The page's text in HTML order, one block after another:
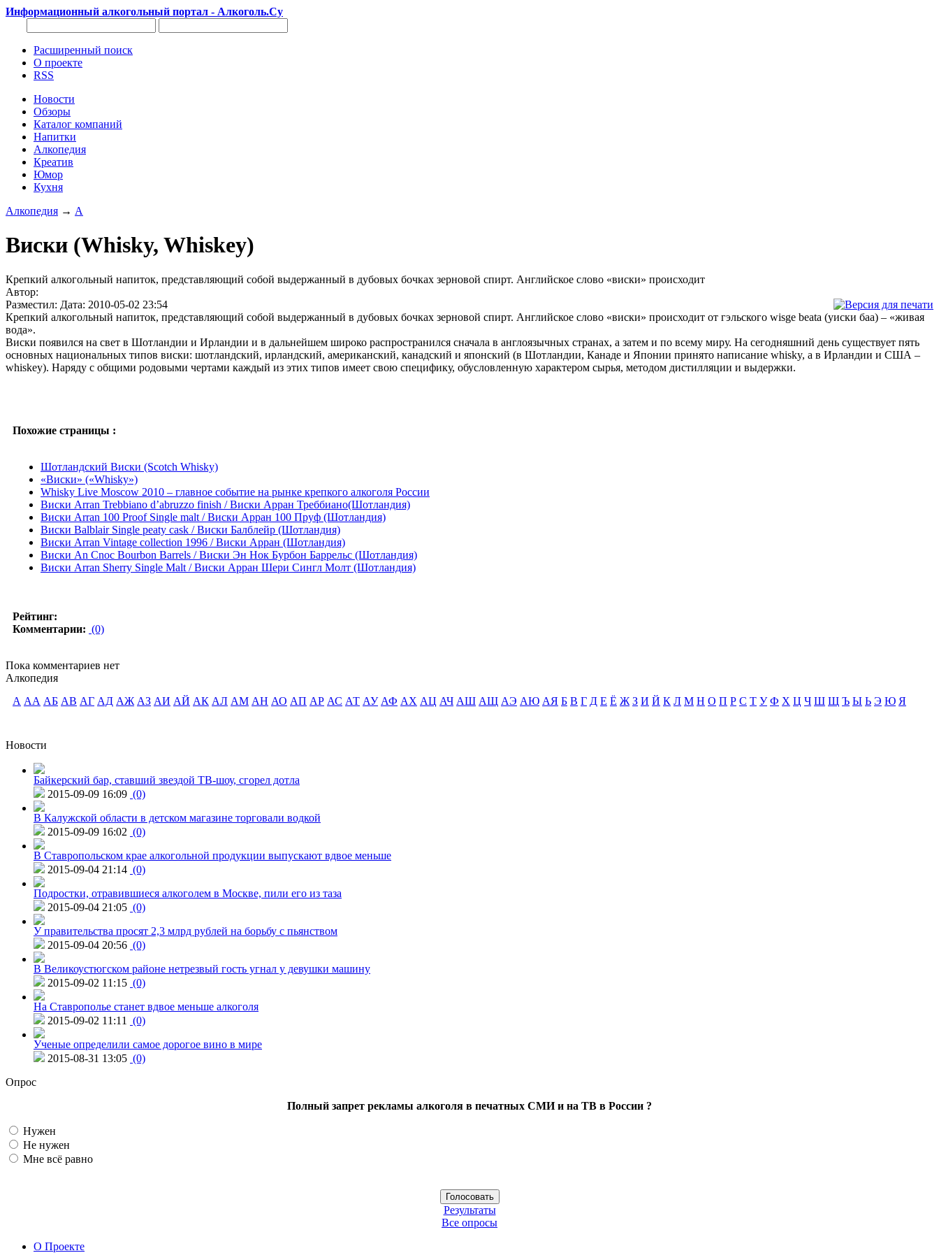
Информационный алкогольный портал - Алкоголь.Су
Расширенный поиск
О проекте
RSS
Новости
Обзоры
Каталог компаний
Напитки
Алкопедия
Креатив
Юмор
Кухня
Алкопедия → А
Виски (Whisky, Whiskey)
Крепкий алкогольный напиток, представляющий собой выдержанный в дубовых бочках зерновой спирт. Английское слово «виски» происходит
Автор:
Разместил: Дата: 2010-05-02 23:54
Крепкий алкогольный напиток, представляющий собой выдержанный в дубовых бочках зерновой спирт. Английское слово «виски» происходит от гэльского wisge beata (уиски баа) – «живая
вода».
Виски появился на свет в Шотландии и Ирландии и в дальнейшем широко распространился сначала в англоязычных странах, а затем и по всему миру. На сегодняшний день существует пять
основных национальных типов виски: шотландский, ирландский, американский, канадский и японский (в Шотландии, Канаде и Японии принято написание whisky, а в Ирландии и США –
whiskey). Наряду с общими родовыми чертами каждый из этих типов имеет свою специфику, обусловленную характером сырья, методом дистилляции и выдержки.
Похожие страницы :
Шотландский Виски (Scotch Whisky)
«Виски» («Whisky»)
Whisky Live Moscow 2010 – главное событие на рынке крепкого алкоголя России
Виски Arran Trebbiano d’abruzzo finish / Виски Арран Треббиано(Шотландия)
Виски Arran 100 Proof Single malt / Виски Арран 100 Пруф (Шотландия)
Виски Balblair Single peaty cask / Виски Балблейр (Шотландия)
Виски Arran Vintage collection 1996 / Виски Арран (Шотландия)
Виски An Cnoc Bourbon Barrels / Виски Эн Нок Бурбон Баррельс (Шотландия)
Виски Arran Sherry Single Malt / Виски Арран Шери Сингл Молт (Шотландия)
Рейтинг:
Комментарии: (0)
Пока комментариев нет
Алкопедия
А АА АБ АВ АГ АД АЖ АЗ АИ АЙ АК АЛ АМ АН АО АП АР АС АТ АУ АФ АХ АЦ АЧ АШ АЩ АЭ АЮ АЯ Б В Г Д Е Ё Ж З И Й К Л М Н О П Р С Т У Ф Х Ц Ч Ш Щ Ъ Ы Ь Э Ю Я
Новости
Байкерский бар, ставший звездой ТВ-шоу, сгорел дотла
2015-09-09 16:09 (0)
В Калужской области в детском магазине торговали водкой
2015-09-09 16:02 (0)
В Ставропольском крае алкогольной продукции выпускают вдвое меньше
2015-09-04 21:14 (0)
Подростки, отравившиеся алкоголем в Москве, пили его из таза
2015-09-04 21:05 (0)
У правительства просят 2,3 млрд рублей на борьбу с пьянством
2015-09-04 20:56 (0)
В Великоустюгском районе нетрезвый гость угнал у девушки машину
2015-09-02 11:15 (0)
На Ставрополье станет вдвое меньше алкоголя
2015-09-02 11:11
(0)
Ученые определили самое дорогое вино в мире
2015-08-31 13:05 (0)
Опрос
Полный запрет рекламы алкоголя в печатных СМИ и на ТВ в России ?
Нужен
Не нужен
Мне всё равно
Результаты
Все опросы
О Проекте